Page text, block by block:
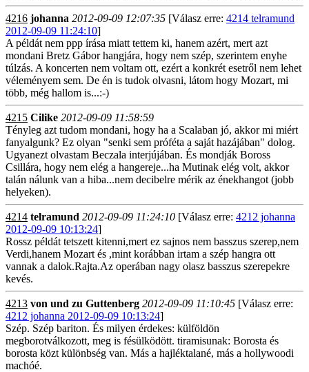
4216 johanna 2012-09-09 12:07:35 [Válasz erre: 4214 telramund
2012-09-09 11:24:10]
A példát nem ppp írása miatt tettem ki, hanem azért, mert azt
mondani Bretz Gábor hangjára, hogy nem szép, szerintem enyhe
túlzás. A koncerten nem voltam ott, ezért a konkrét esetről nem lehet
véleményem sem. De én is tudok olvasni, látom hogy Mozart, mi
több, még hallom is...:-)
4215 Cilike 2012-09-09 11:58:59
Tényleg azt tudom mondani, hogy ha a Scalaban jó, akkor mi miért
fanyalgunk? Ez olyan "senki sem próféta a saját hazájában" dolog.
Ugyanezt olvastam Beczala interjújában. És mondják Boross
Csillára, hogy nem elég a hangereje...ha Mutinak elég volt, akkor
talán nálunk van a hiba...nem decibelre mérik az énekhangot (jobb
helyeken).
4214 telramund 2012-09-09 11:24:10 [Válasz erre: 4212 johanna
2012-09-09 10:13:24]
Rossz példát tetszett kitenni,mert ez sajnos nem basszus szerep,nem
Verdi,hanem Mozart és ,mint korábban irtam a szép hangra ott
vannak a dalok.Rajta.Az operában nagy olasz basszus szerepekre
kevés.
4213 von und zu Guttenberg 2012-09-09 11:10:45 [Válasz erre:
4212 johanna 2012-09-09 10:13:24]
Szép. Szép bariton. És milyen érdekes: külföldön
megborotválkozott, meg is fésülködött. tiramisunak: Borosta és
borosta közt különbség van. Más a hajléktalané, más a hollywoodi
machóé.